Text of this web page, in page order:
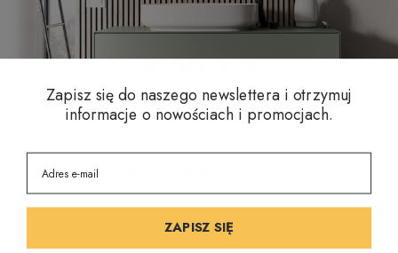
Recenzje klientów
4.50 z 5
Na podstawie 2 recenzji
Recenzje w innych językach
Zapisz się do naszego newslettera i otrzymuj
informacje o nowościach i promocjach.
ZAPISZ SIĘ